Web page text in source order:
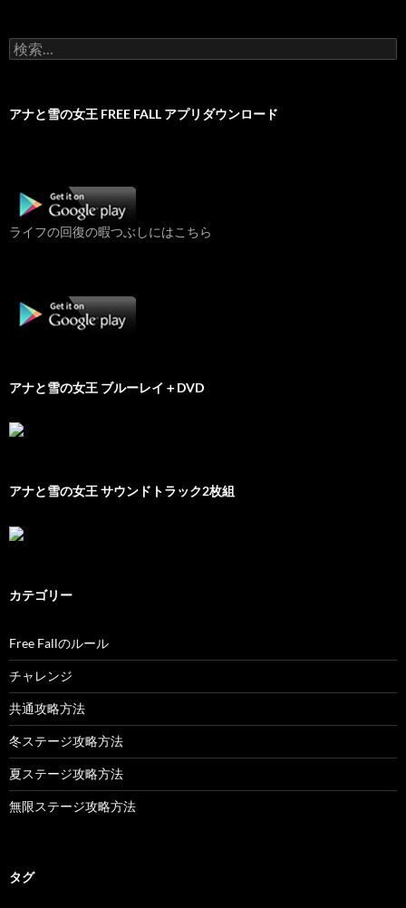
検
索:
アナと雪の女王 FREE FALL アプリダウンロード
ライフの回復の暇つぶしにはこちら
アナと雪の女王 ブルーレイ＋DVD
アナと雪の女王 サウンドトラック2枚組
カテゴリー
Free Fallのルール
チャレンジ
共通攻略方法
冬ステージ攻略方法
夏ステージ攻略方法
無限ステージ攻略方法
タグ